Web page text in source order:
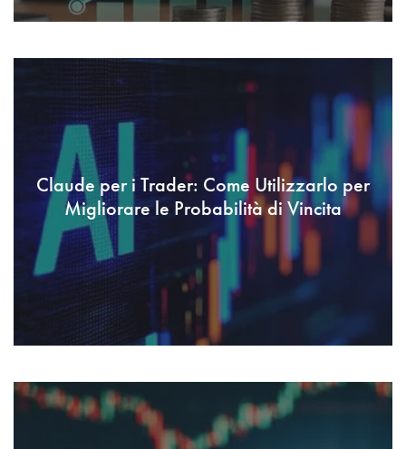
Claude per i Trader: Come Utilizzarlo per
Migliorare le Probabilità di Vincita